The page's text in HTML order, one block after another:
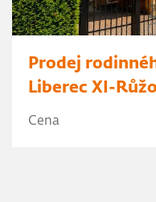
Prodej
Liberec XI-
Cena